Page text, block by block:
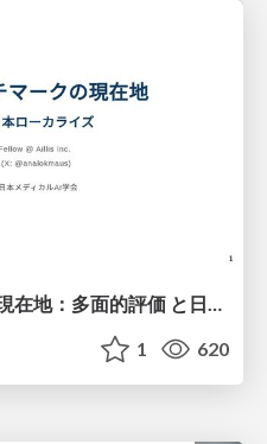
医療 LLM ベンチマークの現在地：多面的評価 と日本ローカライズ
1 620